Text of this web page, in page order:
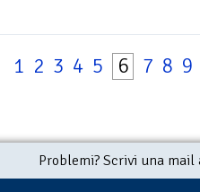
1 2 3 4 5 6 7 8 9
Problemi? Scrivi una